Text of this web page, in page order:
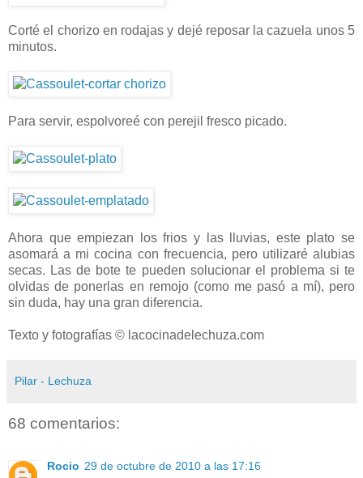
Corté el chorizo en rodajas y dejé reposar la cazuela unos 5
minutos.
Para servir, espolvoreé con perejil fresco picado.
Ahora que empiezan los frios y las lluvias, este plato se
asomará a mi cocina con frecuencia, pero utilizaré alubias
secas. Las de bote te pueden solucionar el problema si te
olvidas de ponerlas en remojo (como me pasó a mí), pero
sin duda, hay una gran diferencia.
Texto y fotografías © lacocinadelechuza.com
Pilar - Lechuza
68 comentarios:
Rocio 29 de octubre de 2010 a las 17:16